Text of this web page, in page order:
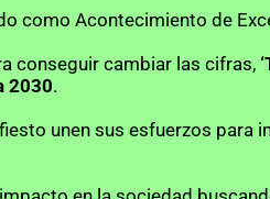
como Acontecimiento de
conseguir cambiar las cifras,
2030.
unen sus esfuerzos para